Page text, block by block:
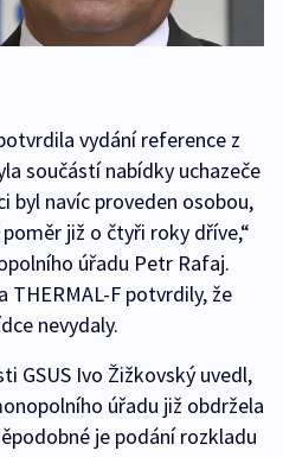
vydání reference z
součástí nabídky uchazeče
byl navíc proveden osobou,
již o čtyři roky dříve,“
úřadu Petr Rafaj.
THERMAL-F potvrdily, že
nevydaly.
GSUS Ivo Žižkovský uvedl,
úřadu již obdržela
je podání rozkladu